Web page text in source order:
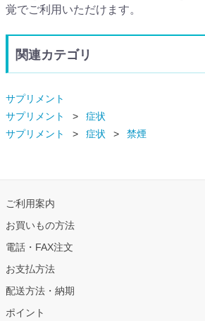
覚でご利用いただけます。
関連カテゴリ
サプリメント
サプリメント
症状
サプリメント
症状 禁煙
ご利用案内
お買いもの方法
電話・FAX注文
お支払方法
配送方法・納期
ポイント